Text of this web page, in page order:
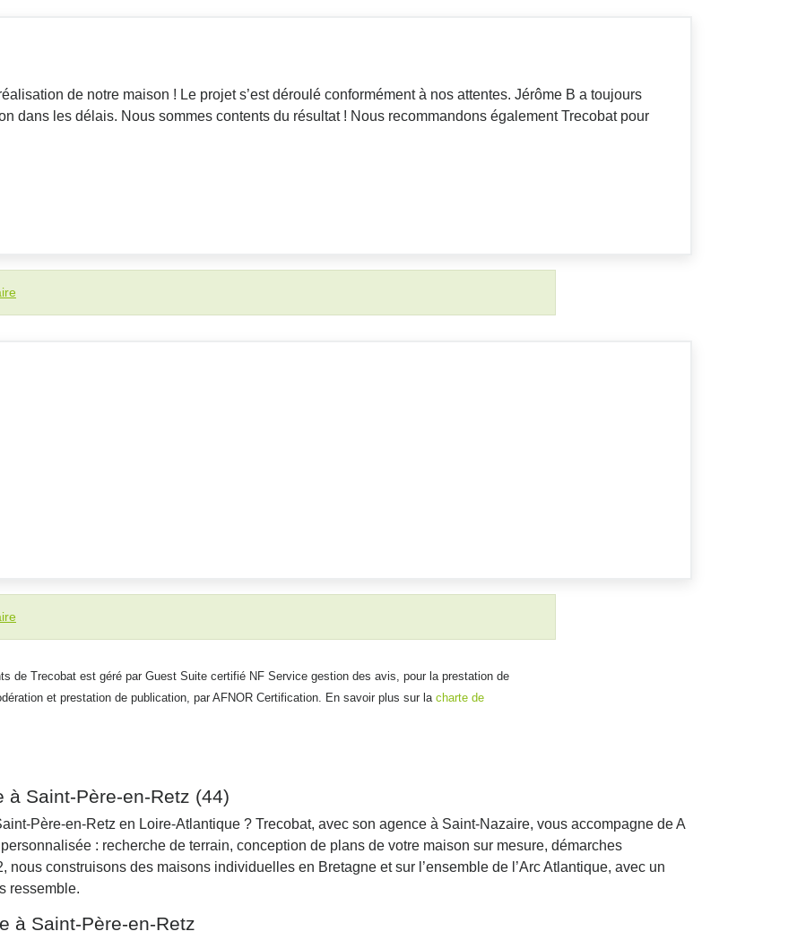
de notre maison ! Le projet s’est déroulé conformément à nos attentes. Jérôme B a toujours
dans les délais. Nous sommes contents du résultat ! Nous recommandons également Trecobat pour
de Trecobat est géré par Guest Suite certifié NF Service gestion des avis, pour la prestation de
et prestation de publication, par AFNOR Certification. En savoir plus sur la charte de
Saint-Père-en-Retz (44)
Père-en-Retz en Loire-Atlantique ? Trecobat, avec son agence à Saint-Nazaire, vous accompagne de A
: recherche de terrain, conception de plans de votre maison sur mesure, démarches
construisons des maisons individuelles en Bretagne et sur l’ensemble de l’Arc Atlantique, avec un
ressemble.
à Saint-Père-en-Retz